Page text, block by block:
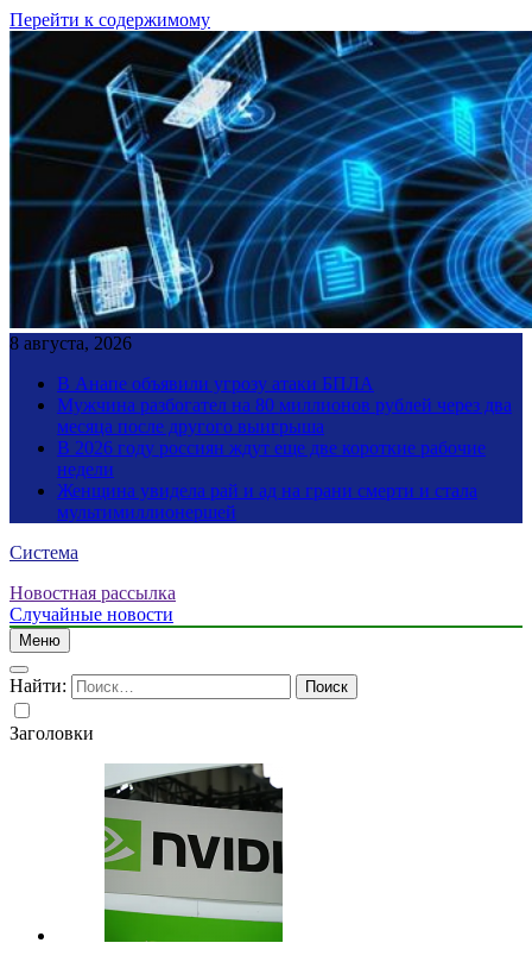
Перейти к содержимому
8 августа, 2026
В Анапе объявили угрозу атаки БПЛА
Мужчина разбогател на 80 миллионов рублей через два
месяца после другого выигрыша
В 2026 году россиян ждут еще две короткие рабочие
недели
Женщина увидела рай и ад на грани смерти и стала
мультимиллионершей
Система
Новостная рассылка
Случайные новости
Меню
Найти:
Заголовки